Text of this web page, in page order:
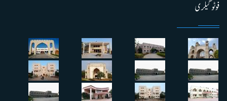
فوٹو گیلری